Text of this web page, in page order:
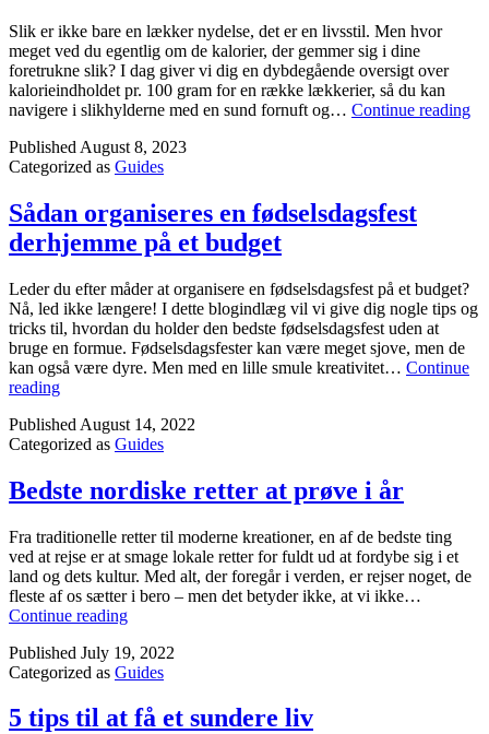
Slik er ikke bare en lækker nydelse, det er en livsstil. Men hvor
meget ved du egentlig om de kalorier, der gemmer sig i dine
foretrukne slik? I dag giver vi dig en dybdegående oversigt over
kalorieindholdet pr. 100 gram for en række lækkerier, så du kan
navigere i slikhylderne med en sund fornuft og… Continue reading
Published August 8, 2023
Categorized as Guides
Sådan organiseres en fødselsdagsfest
derhjemme på et budget
Leder du efter måder at organisere en fødselsdagsfest på et budget?
Nå, led ikke længere! I dette blogindlæg vil vi give dig nogle tips og
tricks til, hvordan du holder den bedste fødselsdagsfest uden at
bruge en formue. Fødselsdagsfester kan være meget sjove, men de
kan også være dyre. Men med en lille smule kreativitet… Continue
readingSådan
en
fødselsdagsfest
på
et
Published August 14, 2022
Categorized as Guides
Bedste nordiske retter at prøve i år
Fra traditionelle retter til moderne kreationer, en af ​​de bedste ting
ved at rejse er at smage lokale retter for fuldt ud at fordybe sig i et
land og dets kultur. Med alt, der foregår i verden, er rejser noget, de
fleste af os sætter i bero – men det betyder ikke, at vi ikke…
Continue readingBedste
retter
at
i
Published July 19, 2022
Categorized as Guides
5 tips til at få et sundere liv